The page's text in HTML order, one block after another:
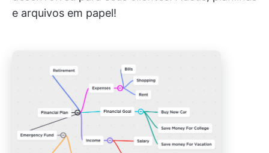
e arquivos em papel!